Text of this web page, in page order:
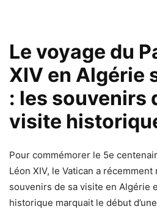
Le voyage du
XIV en Algérie
: les souvenirs
visite
Pour commémorer le 5e
Léon XIV, le Vatican a
souvenirs de sa visite en Algérie
historique marquait le début